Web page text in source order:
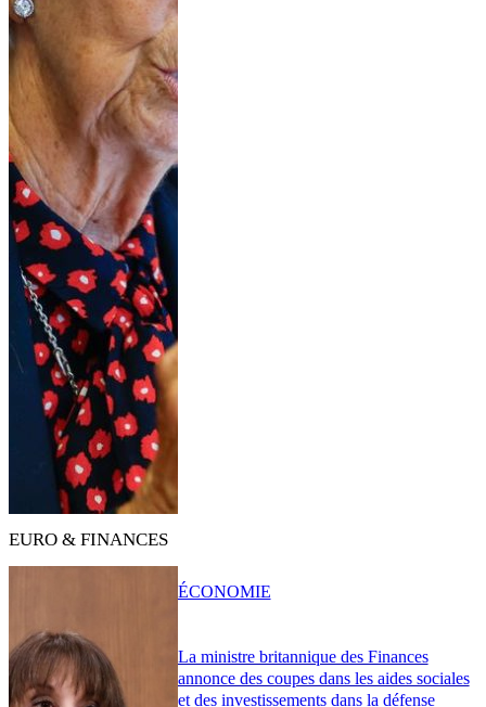
EURO & FINANCES
La ministre britannique des Finances
annonce des coupes dans les aides sociales
et des investissements dans la défense
ÉCONOMIE